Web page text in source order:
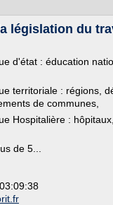
législation du
d'état : éducation
territoriale : régions,
de communes,
Hospitalière :
de 5...